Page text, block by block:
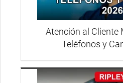
Atención al Cliente
Teléfonos y